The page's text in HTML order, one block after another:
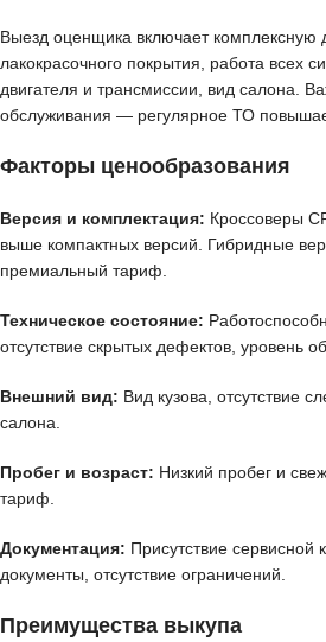
Выезд оценщика включает комплексную
лакокрасочного покрытия, работа всех
двигателя и трансмиссии, вид салона.
обслуживания — регулярное ТО
Факторы ценообразования
Версия и комплектация: Кроссоверы
выше компактных версий. Гибридные
премиальный тариф.
Техническое состояние:
отсутствие скрытых дефектов, уровень
Внешний вид: Вид кузова, отсутствие
салона.
Пробег и возраст: Низкий пробег и
тариф.
Документация: Присутствие сервисной
документы, отсутствие ограничений.
Преимущества выкупа